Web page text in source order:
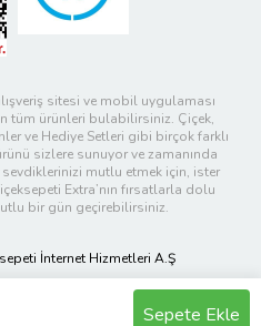
Sepete Ekle
sitesi ve mobil uygulaması
tüm ürünleri bulabilirsiniz. Çiçek,
ve Hediye Setleri gibi birçok farklı
sizlere sunuyor ve zamanında
sevdiklerinizi mutlu etmek için, ister
Extra’nın fırsatlarla dolu
bir gün geçirebilirsiniz.
İnternet Hizmetleri A.Ş